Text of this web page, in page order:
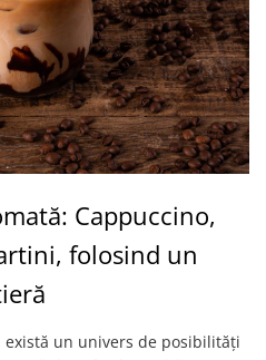
Cappuccino,
folosind un
un univers de posibilități